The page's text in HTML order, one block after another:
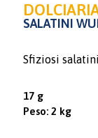
SALATINI
Sfiziosi
17 g
Peso: 2 kg